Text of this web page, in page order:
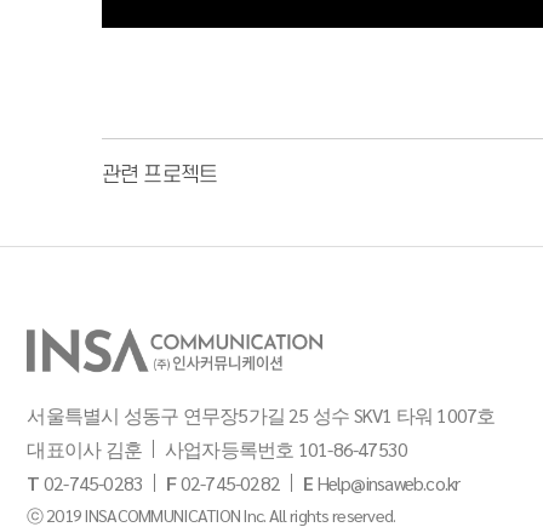
관련 프로젝트
서울특별시 성동구 연무장5가길 25 성수 SKV1 타워 1007호
대표이사 김훈
사업자등록번호 101-86-47530
T02-745-0283 F02-745-0282 EHelp@insaweb.co.kr
ⓒ 2019 INSACOMMUNICATION Inc. All rights reserved.